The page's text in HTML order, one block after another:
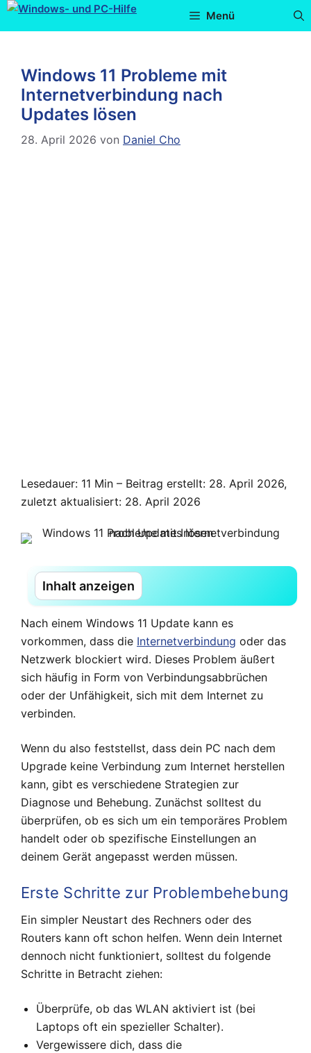
Menü
Windows 11 Probleme mit
Internetverbindung nach
Updates lösen
28. April 2026 von Daniel Cho
Lesedauer: 11 Min – Beitrag erstellt: 28. April 2026,
zuletzt aktualisiert: 28. April 2026
Inhalt anzeigen
Nach einem Windows 11 Update kann es
vorkommen, dass die Internetverbindung oder das
Netzwerk blockiert wird. Dieses Problem äußert
sich häufig in Form von Verbindungsabbrüchen
oder der Unfähigkeit, sich mit dem Internet zu
verbinden.
Wenn du also feststellst, dass dein PC nach dem
Upgrade keine Verbindung zum Internet herstellen
kann, gibt es verschiedene Strategien zur
Diagnose und Behebung. Zunächst solltest du
überprüfen, ob es sich um ein temporäres Problem
handelt oder ob spezifische Einstellungen an
deinem Gerät angepasst werden müssen.
Erste Schritte zur Problembehebung
Ein simpler Neustart des Rechners oder des
Routers kann oft schon helfen. Wenn dein Internet
dennoch nicht funktioniert, solltest du folgende
Schritte in Betracht ziehen:
Überprüfe, ob das WLAN aktiviert ist (bei
Laptops oft ein spezieller Schalter).
Vergewissere dich, dass die